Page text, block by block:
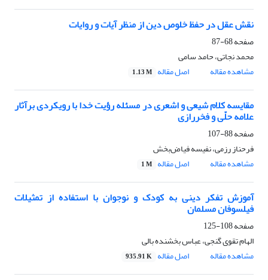
نقش عقل در حفظ خلوص دین از منظر آیات و روایات
صفحه68-87
محمد نجاتی، حامد سامی
مشاهده مقاله
اصل مقاله 1.13 M
مقایسه کلام شیعی و اشعری در مسئله رؤیت خدا با رویکردی برآثار
علامه حلّی و فخررازی
صفحه88-107
فرحناز رزمی، نفیسه فیاض‌بخش
مشاهده مقاله
اصل مقاله 1 M
آموزش تفکر دینی به کودک و نوجوان با استفاده از تمثیلات
فیلسوفان مسلمان
صفحه108-125
الهام تقوی گنجی، عباس بخشنده بالی
مشاهده مقاله
اصل مقاله 935.91 K